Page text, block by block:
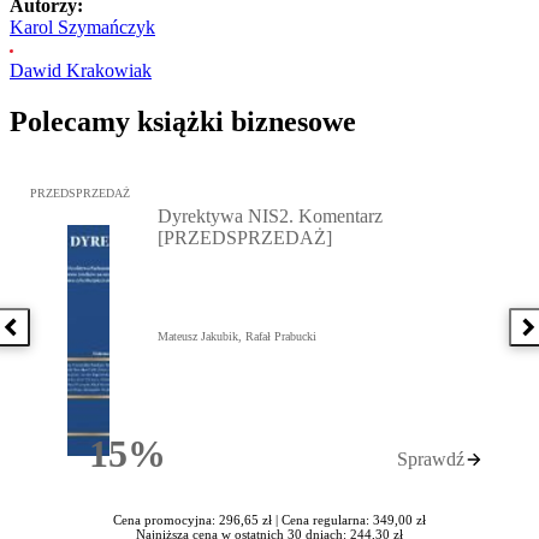
Autorzy:
Karol Szymańczyk
Dawid Krakowiak
Polecamy książki biznesowe
Poprzednia książka
Przejdź do: Dyrektywa NIS2. Komentarz [PRZEDSPRZEDAŻ],
PRZEDSPRZEDAŻ
15%Rabatu
Dyrektywa NIS2. Komentarz
[PRZEDSPRZEDAŻ]
Mateusz Jakubik, Rafał Prabucki
Sprawdź
Cena promocyjna: 296,65 zł | Cena regularna: 349,00 zł
Najniższa cena w ostatnich 30 dniach: 244,30 zł